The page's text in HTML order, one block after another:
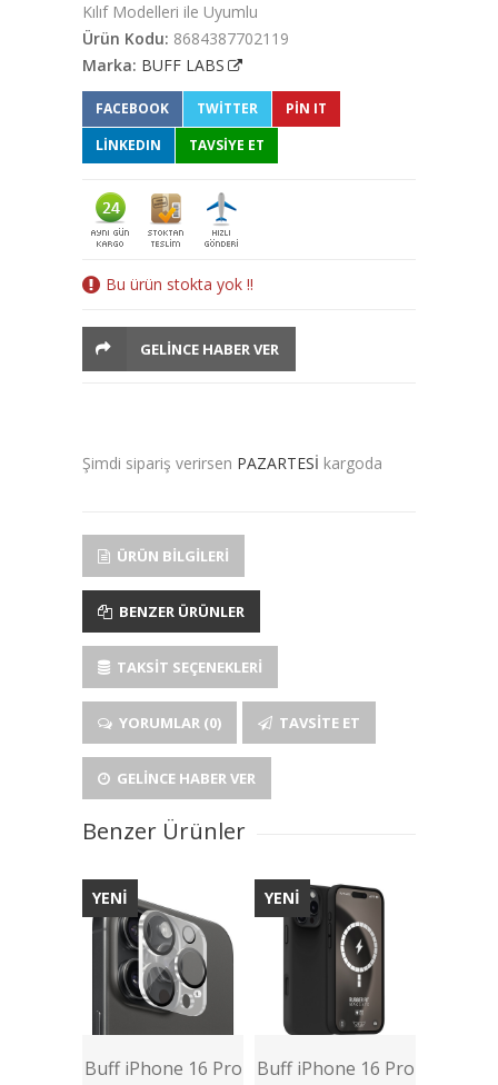
Kılıf Modelleri ile Uyumlu
Ürün Kodu: 8684387702119
Marka: BUFF LABS
FACEBOOK TWITTER
PIN IT
LINKEDIN
TAVSİYE ET
Bu ürün stokta yok !!
GELINCE HABER VER
Şimdi sipariş verirsen PAZARTESİ kargoda
ÜRÜN BILGILERI
BENZER ÜRÜNLER
TAKSIT SEÇENEKLERI
YORUMLAR (0) TAVSITE ET
GELINCE HABER VER
Benzer Ürünler
YENİ
Buff iPhone 16 Pro
YENİ
Buff iPhone 16 Pro